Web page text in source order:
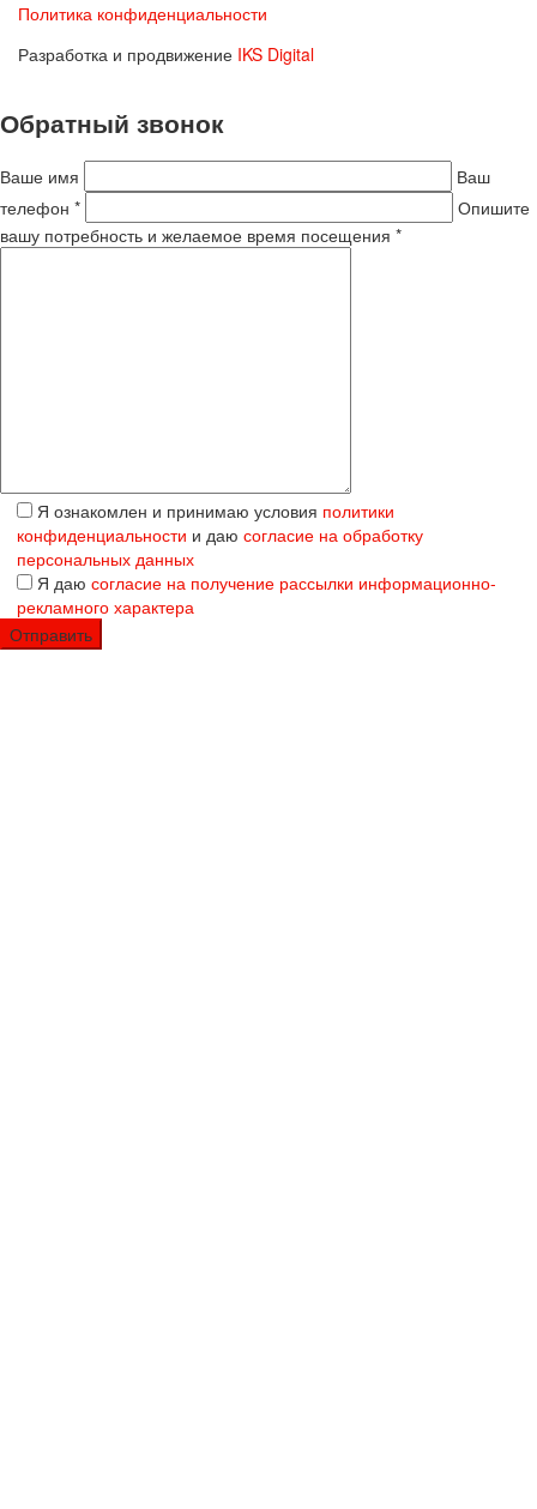
Политика конфиденциальности
Разработка и продвижение IKS Digital
Обратный звонок
Ваше имя
Ваш
телефон *
Опишите
вашу потребность и желаемое время посещения *
Я ознакомлен и принимаю условия политики
конфиденциальности и даю согласие на обработку
персональных данных
Я даю согласие на получение рассылки информационно-
рекламного характера